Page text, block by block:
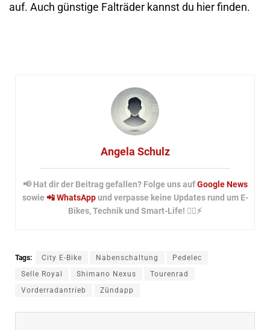
auf. Auch günstige Falträder kannst du hier finden.
Angela Schulz
📢 Hat dir der Beitrag gefallen? Folge uns aufGoogle News
sowie 📲 WhatsAppund verpasse keine Updates rund um E-
Bikes, Technik und Smart-Life! 🚴‍♂️⚡
Tags: City E-Bike Nabenschaltung
Pedelec
Selle Royal
Shimano Nexus
Tourenrad
Vorderradantrieb
Zündapp